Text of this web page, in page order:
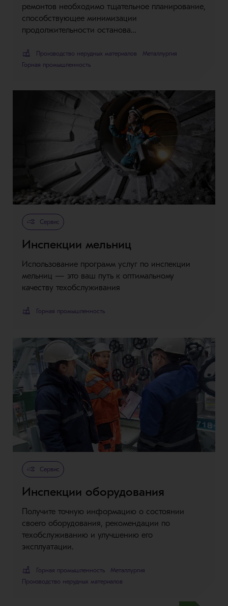
ремонтов необходимо тщательное планирование,
способствующее минимизации
продолжительности останова…
Производство нерудных материалов
Металлургия
Горная промышленность
Сервис
Инспекции мельниц
Использование программ услуг по инспекции
мельниц — это ваш путь к оптимальному
качеству техобслуживания
Горная промышленность
Сервис
Инспекции оборудования
Получите точную информацию о состоянии
своего оборудования, рекомендации по
техобслуживанию и улучшению его
эксплуатации.
Горная промышленность
Металлургия
Производство нерудных материалов